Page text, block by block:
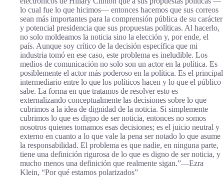
lo cual fue lo que hicimos— entonces hacemos que sus correos
sean más importantes para la comprensión pública de su carácter
y potencial presidencia que sus propuestas políticas. Al hacerlo,
no solo moldeamos la noticia sino la elección y, por ende, el
país. Aunque soy crítico de la decisión específica que mi
industria tomó en ese caso, este problema es ineludible. Los
medios de comunicación no solo son un actor en la política. Es
posiblemente el actor más poderoso en la política. Es el principal
intermediario entre lo que los políticos hacen y lo que el público
sabe. La forma en que tratamos de resolver esto es
externalizando conceptualmente las decisiones sobre lo que
cubrimos a la idea de dignidad de la noticia. Si simplemente
cubrimos lo que es digno de ser noticia, entonces no somos
nosotros quienes tomamos esas decisiones; es el juicio neutral y
externo en cuanto a lo que vale la pena ser notado lo que asume
la responsabilidad. El problema es que nadie, en ninguna parte,
tiene una definición rigurosa de lo que es digno de ser noticia, y
mucho menos una definición que realmente sigan.”―Ezra
Klein, “Por qué estamos polarizados”